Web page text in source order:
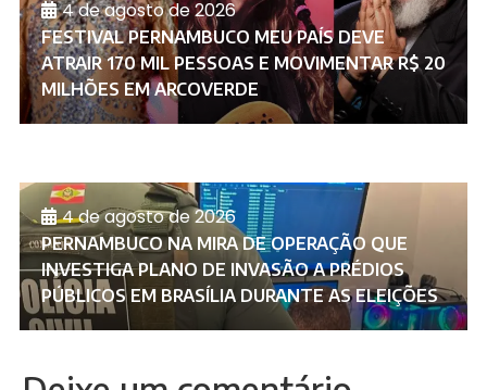
4 de agosto de 2026
FESTIVAL PERNAMBUCO MEU PAÍS DEVE
ATRAIR 170 MIL PESSOAS E MOVIMENTAR R$ 20
MILHÕES EM ARCOVERDE
4 de agosto de 2026
PERNAMBUCO NA MIRA DE OPERAÇÃO QUE
INVESTIGA PLANO DE INVASÃO A PRÉDIOS
PÚBLICOS EM BRASÍLIA DURANTE AS ELEIÇÕES